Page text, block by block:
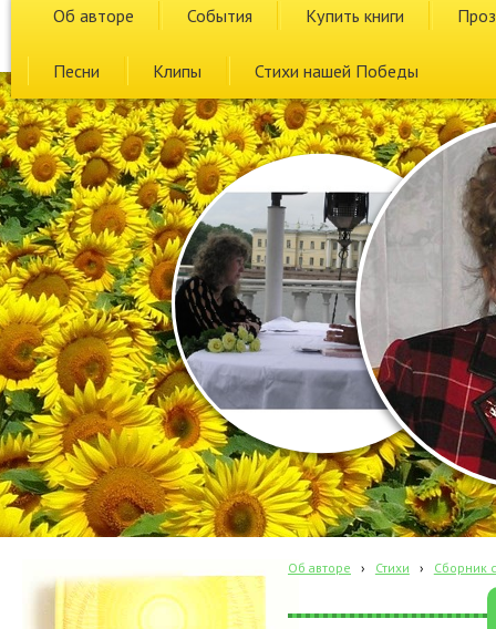
Об авторе События Купить книги
Песни Клипы Стихи нашей Победы
Об авторе › Стихи › Сборник